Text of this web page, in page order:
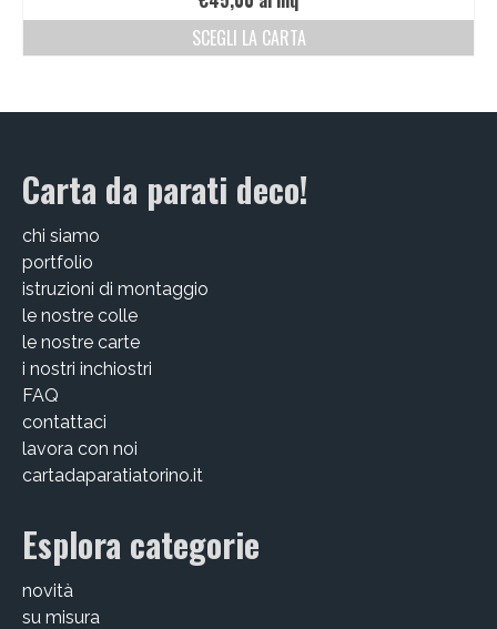
SCEGLI LA CARTA
Carta da parati deco!
chi siamo
portfolio
istruzioni di montaggio
le nostre colle
le nostre carte
i nostri inchiostri
FAQ
contattaci
lavora con noi
cartadaparatiatorino.it
Esplora categorie
novità
su misura